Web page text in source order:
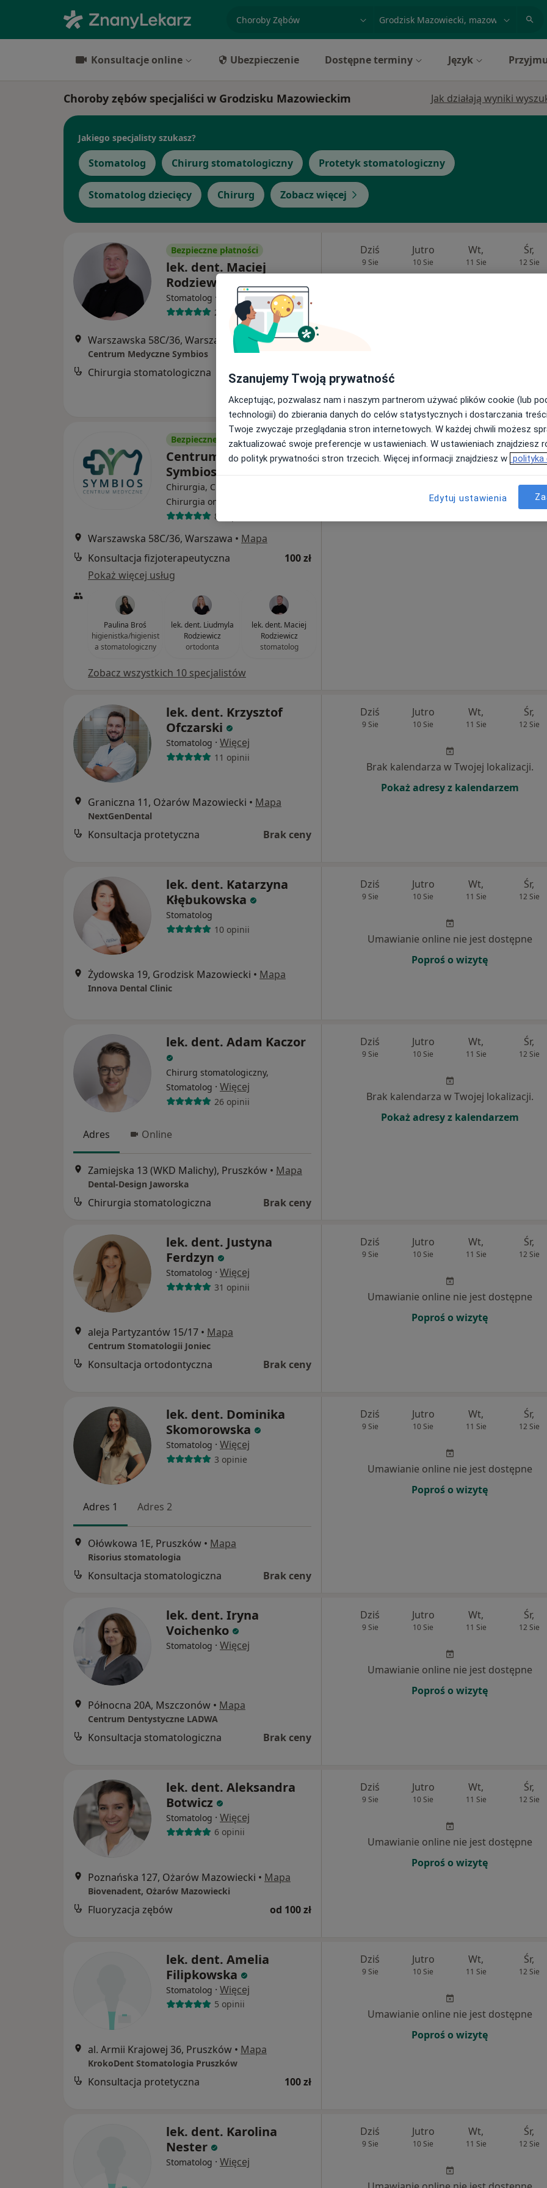
specjalizacja, badanie lub nazwisko
Konsultacje online Ubezpieczenie Dostępne terminy Język
Choroby zębów specjaliści w Grodzisku Mazowieckim Jak działają wyniki
Jakiego specjalisty szukasz?
Stomatolog Chirurg stomatologiczny Protetyk stomatologiczny
Stomatolog dziecięcy Chirurg Zobacz więcej
Bezpieczne płatności
lek. dent. Maciej
Rodziewicz
Stomatolog · Więcej
29 opinii
Warszawska 58C/36, Warszawa Mapa
Centrum Medyczne Symbios
Chirurgia stomatologiczna 900 zł
Dziś
9 Sie
Jutro
10 Sie
Wt,
11 Sie
Śr,
12 Sie
Bezpieczne płatności
Centrum Medyczne
Symbios
Chirurgia, Chirurgia naczyniowa,
Chirurgia onkologiczna
87 opinii
Warszawska 58C/36, Warszawa • Mapa
Konsultacja fizjoterapeutyczna
100 zł
Pokaż więcej usług
Paulina Broś
higienistka/higienist
a stomatologiczny
lek. dent. Liudmyla
Rodziewicz
ortodonta
lek. dent. Maciej
Rodziewicz
stomatolog
Zobacz wszystkich 10 specjalistów
Dziś Jutro Wt, Śr,
12 Sie
Umawianie online nie jest dostępne
lek. dent. Krzysztof
Ofczarski
Stomatolog · Więcej
11 opinii
Graniczna 11, Ożarów Mazowiecki • Mapa
NextGenDental
Konsultacja protetyczna Brak ceny
Dziś
9 Sie
Jutro
10 Sie
Wt,
11 Sie
Śr,
12 Sie
Brak kalendarza w Twojej lokalizacji.
Pokaż adresy z kalendarzem
lek. dent. Katarzyna
Kłębukowska
Stomatolog
10 opinii
Żydowska 19, Grodzisk Mazowiecki • Mapa
Innova Dental Clinic
Dziś
9 Sie
Jutro
10 Sie
Wt,
11 Sie
Śr,
12 Sie
Umawianie online nie jest dostępne
Poproś o wizytę
lek. dent. Adam Kaczor
Chirurg stomatologiczny,
Stomatolog · Więcej
26 opinii
Adres Online
Zamiejska 13 (WKD Malichy), Pruszków • Mapa
Dental-Design Jaworska
Chirurgia stomatologiczna Brak ceny
Dziś
9 Sie
Jutro
10 Sie
Wt,
11 Sie
Śr,
12 Sie
Brak kalendarza w Twojej lokalizacji.
Pokaż adresy z kalendarzem
lek. dent. Justyna
Ferdzyn
Stomatolog · Więcej
31 opinii
aleja Partyzantów 15/17 • Mapa
Centrum Stomatologii Joniec
Konsultacja ortodontyczna Brak ceny
Dziś
9 Sie
Jutro
10 Sie
Wt,
11 Sie
Śr,
12 Sie
Umawianie online nie jest dostępne
Poproś o wizytę
lek. dent. Dominika
Skomorowska
Stomatolog · Więcej
3 opinie
Adres 1 Adres 2
Ołówkowa 1E, Pruszków • Mapa
Risorius stomatologia
Konsultacja stomatologiczna Brak ceny
Dziś
9 Sie
Jutro
10 Sie
Wt,
11 Sie
Śr,
12 Sie
Umawianie online nie jest dostępne
Poproś o wizytę
lek. dent. Iryna
Voichenko
Stomatolog · Więcej
Północna 20A, Mszczonów • Mapa
Centrum Dentystyczne LADWA
Konsultacja stomatologiczna Brak ceny
Dziś
9 Sie
Jutro
10 Sie
Wt,
11 Sie
Śr,
12 Sie
Umawianie online nie jest dostępne
Poproś o wizytę
lek. dent. Aleksandra
Botwicz
Stomatolog · Więcej
6 opinii
Poznańska 127, Ożarów Mazowiecki • Mapa
Biovenadent, Ożarów Mazowiecki
Fluoryzacja zębów od 100 zł
Dziś
9 Sie
Jutro
10 Sie
Wt,
11 Sie
Śr,
12 Sie
Umawianie online nie jest dostępne
Poproś o wizytę
lek. dent. Amelia
Filipkowska
Stomatolog · Więcej
5 opinii
al. Armii Krajowej 36, Pruszków • Mapa
KrokoDent Stomatologia Pruszków
Konsultacja protetyczna 100 zł
Dziś
9 Sie
Jutro
10 Sie
Wt,
11 Sie
Śr,
12 Sie
Umawianie online nie jest dostępne
Poproś o wizytę
lek. dent. Karolina
Nester
Stomatolog · Więcej
Dziś
9 Sie
Jutro
10 Sie
Wt,
11 Sie
Śr,
12 Sie
Szanujemy Twoją prywatność
Akceptując, pozwalasz nam i naszym partnerom używać plików cookie (lub
technologii) do zbierania danych do celów statystycznych i dostarczania
Twoje zwyczaje przeglądania stron internetowych. W każdej chwili możesz
zaktualizować swoje preferencje w ustawieniach. W ustawieniach znajdziesz
do polityk prywatności stron trzecich. Więcej informacji znajdziesz w polityka
Edytuj ustawienia